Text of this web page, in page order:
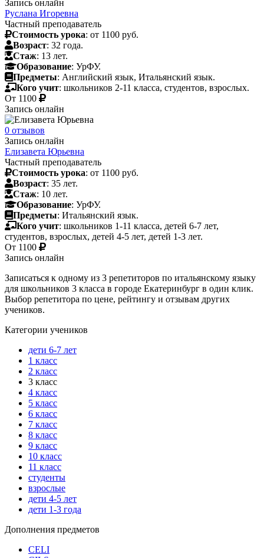
Запись онлайн
Руслана Игоревна
Частный преподаватель
Стоимость урока: от 1100 руб.
Возраст: 32 года.
Стаж: 13 лет.
Образование: УрФУ.
Предметы: Английский язык, Итальянский язык.
Кого учит: школьников 2-11 класса, студентов, взрослых.
От 1100
Запись онлайн
0 отзывов
Запись онлайн
Елизавета Юрьевна
Частный преподаватель
Стоимость урока: от 1100 руб.
Возраст: 35 лет.
Стаж: 10 лет.
Образование: УрФУ.
Предметы: Итальянский язык.
Кого учит: школьников 1-11 класса, детей 6-7 лет,
студентов, взрослых, детей 4-5 лет, детей 1-3 лет.
От 1100
Запись онлайн
Записаться к одному из 3 репетиторов по итальянскому языку
для школьников 3 класса в городе Екатеринбург в один клик.
Выбор репетитора по цене, рейтингу и отзывам других
учеников.
Категории учеников
дети 6-7 лет
1 класс
2 класс
3 класс
4 класс
5 класс
6 класс
7 класс
8 класс
9 класс
10 класс
11 класс
студенты
взрослые
дети 4-5 лет
дети 1-3 года
Дополнения предметов
CELI